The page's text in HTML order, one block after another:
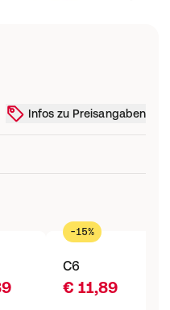
Infos zu Preisangaben
-15%
C6
€ 11,89